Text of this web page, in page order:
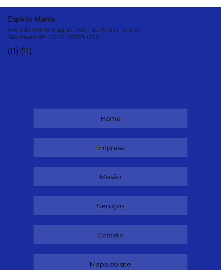
Espeto Mania
Avenida Montemagno, 702 - Jd. Anália Franco
São Paulo-SP - CEP: 03371-000
(11) (11)
Home
Empresa
Missão
Serviços
Contato
Mapa do site